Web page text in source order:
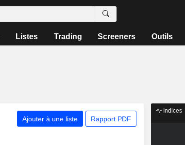
Listes Trading Screeners Outils
Ajouter à une liste Rapport PDF
Indices